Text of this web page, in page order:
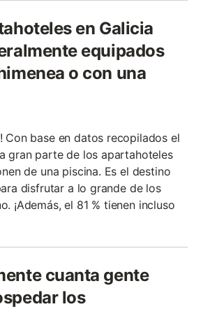
en Galicia
equipados
o con una
Con base en datos recopilados el
gran parte de los apartahoteles
de una piscina. Es el destino
disfrutar a lo grande de los
¡Además, el 81 % tienen incluso
cuanta gente
los